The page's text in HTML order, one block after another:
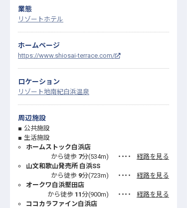
業態
リゾートホテル
ホームページ
https://www.shiosai-terrace.com/
ロケーション
リゾート地南紀白浜温泉
周辺施設
公共施設
生活施設
ホームストック白浜店
から徒歩 7分(534m) ・・・・
経路を見る
山文和歌山発売所 白浜SS
から徒歩 9分(723m) ・・・・
経路を見る
オークワ白浜堅田店
から徒歩 11分(900m) ・・・・
経路を見る
ココカラファイン白浜店